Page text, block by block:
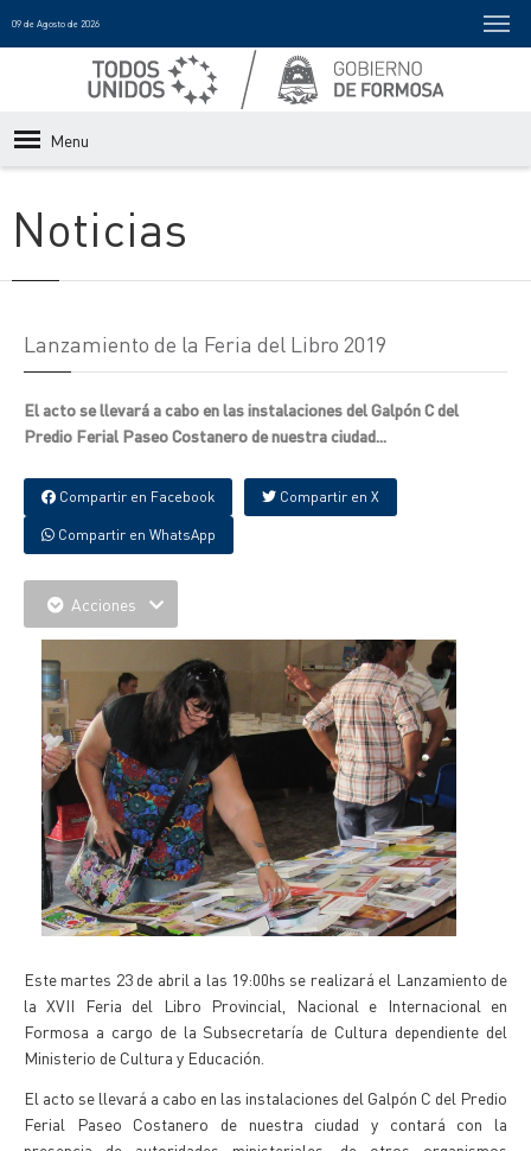
09 de Agosto de 2026
Menu
Noticias
Lanzamiento de la Feria del Libro 2019
El acto se llevará a cabo en las instalaciones del Galpón C del
Predio Ferial Paseo Costanero de nuestra ciudad...
Compartir en Facebook Compartir en X
Compartir en WhatsApp
Acciones
Este martes 23 de abril a las 19:00hs se realizará el Lanzamiento de
la XVII Feria del Libro Provincial, Nacional e Internacional en
Formosa a cargo de la Subsecretaría de Cultura dependiente del
Ministerio de Cultura y Educación.
El acto se llevará a cabo en las instalaciones del Galpón C del Predio
Ferial Paseo Costanero de nuestra ciudad y contará con la